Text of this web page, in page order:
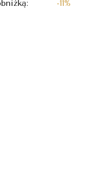
-11%